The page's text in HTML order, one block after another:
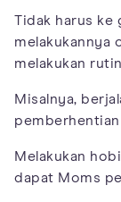
Tidak harus ke
melakukannya
melakukan
Misalnya,
Melakukan
dapat Moms